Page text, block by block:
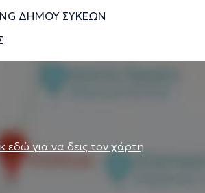
ΔΗΜΟΥ ΣΥΚΕΩΝ
εδώ για να δεις τον χάρτη